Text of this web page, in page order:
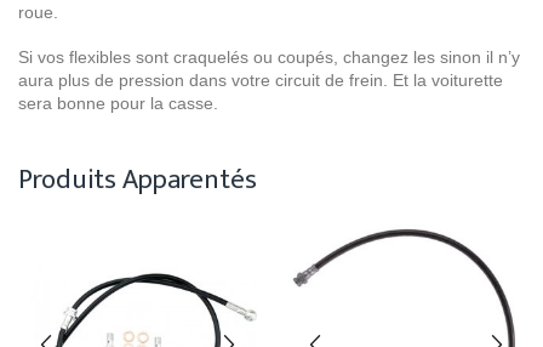
roue.
Si vos flexibles sont craquelés ou coupés, changez les sinon il n’y
aura plus de pression dans votre circuit de frein. Et la voiturette
sera bonne pour la casse.
Produits Apparentés